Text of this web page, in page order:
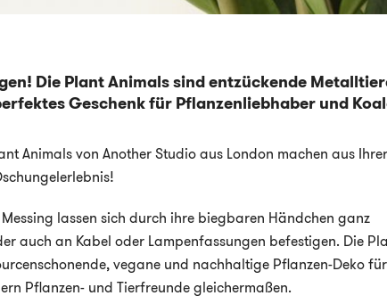
Die Plant Animals sind entzückende
Geschenk für Pflanzenliebhaber und
Animals von Another Studio aus London machen aus Ihrer
lassen sich durch ihre biegbaren Händchen ganz
auch an Kabel oder Lampenfassungen befestigen. Die
vegane und nachhaltige Pflanzen-Deko
Pflanzen- und Tierfreunde gleichermaßen.